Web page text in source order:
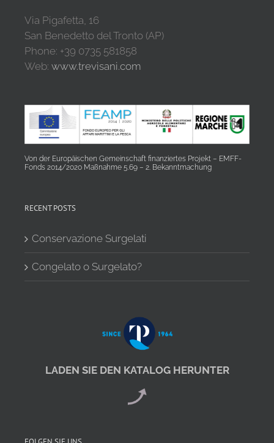
Via Pigafetta, 16
San Benedetto del Tronto (AP)
Phone: +39 0735 581858
Web: www.trevisani.com
Von der Europäischen Gemeinschaft finanziertes Projekt – EMFF-
Fonds 2014/2020 Maßnahme 5.69 – 2. Bekanntmachung
RECENT POSTS
Conservazione Surgelati
Congelato o Surgelato?
LADEN SIE DEN KATALOG HERUNTER